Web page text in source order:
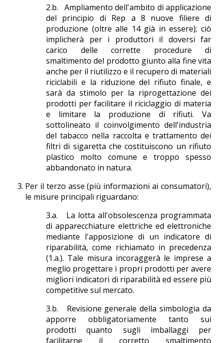
2.b. Ampliamento dell'ambito di applicazione
del principio di Rep a 8 nuove filiere di
produzione (oltre alle 14 già in essere); ciò
implicherà per i produttori il doversi far
carico delle corrette procedure di
smaltimento del prodotto giunto alla fine vita
anche per il riutilizzo e il recupero di materiali
riciclabili e la riduzione del rifiuto finale, e
sarà da stimolo per la riprogettazione dei
prodotti per facilitare il riciclaggio di materia
e limitare la produzione di rifiuti. Va
sottolineato il coinvolgimento dell'industria
del tabacco nella raccolta e trattamento dei
filtri di sigaretta che costituiscono un rifiuto
plastico molto comune e troppo spesso
abbandonato in natura.
Per il terzo asse (più informazioni ai consumatori),
le misure principali riguardano:
3.a. La lotta all'obsolescenza programmata
di apparecchiature elettriche ed elettroniche
mediante l'apposizione di un indicatore di
riparabilità, come richiamato in precedenza
(1.a.). Tale misura incoraggerà le imprese a
meglio progettare i propri prodotti per avere
migliori indicatori di riparabilità ed essere più
competitive sul mercato.
3.b. Revisione generale della simbologia da
apporre obbligatoriamente tanto sui
prodotti quanto sugli imballaggi per
facilitarne il corretto smaltimento